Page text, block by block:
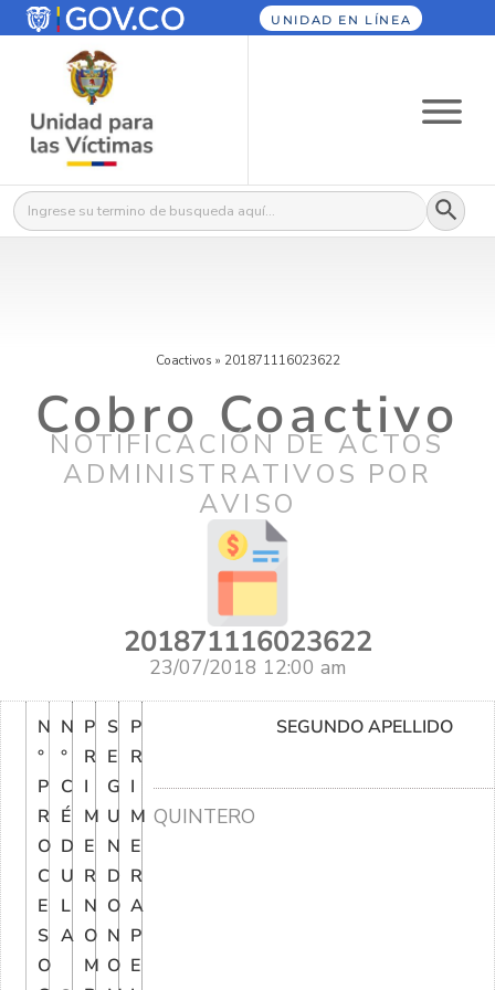
UNIDAD EN LÍNEA
Buscar: Botón
Coactivos » 201871116023622
Cobro Coactivo
NOTIFICACIÓN DE ACTOS
ADMINISTRATIVOS POR
AVISO
201871116023622
23/07/2018 12:00 am
N
°
P
R
O
C
E
S
O
N
°
C
É
D
U
L
A
P
R
I
M
E
R
N
O
M
S
E
G
U
N
D
O
N
O
P
R
I
M
E
R
A
P
E
SEGUNDO APELLIDO
QUINTERO